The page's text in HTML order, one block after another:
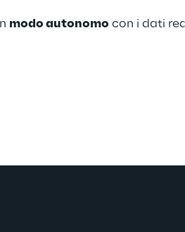
modo autonomo con i dati